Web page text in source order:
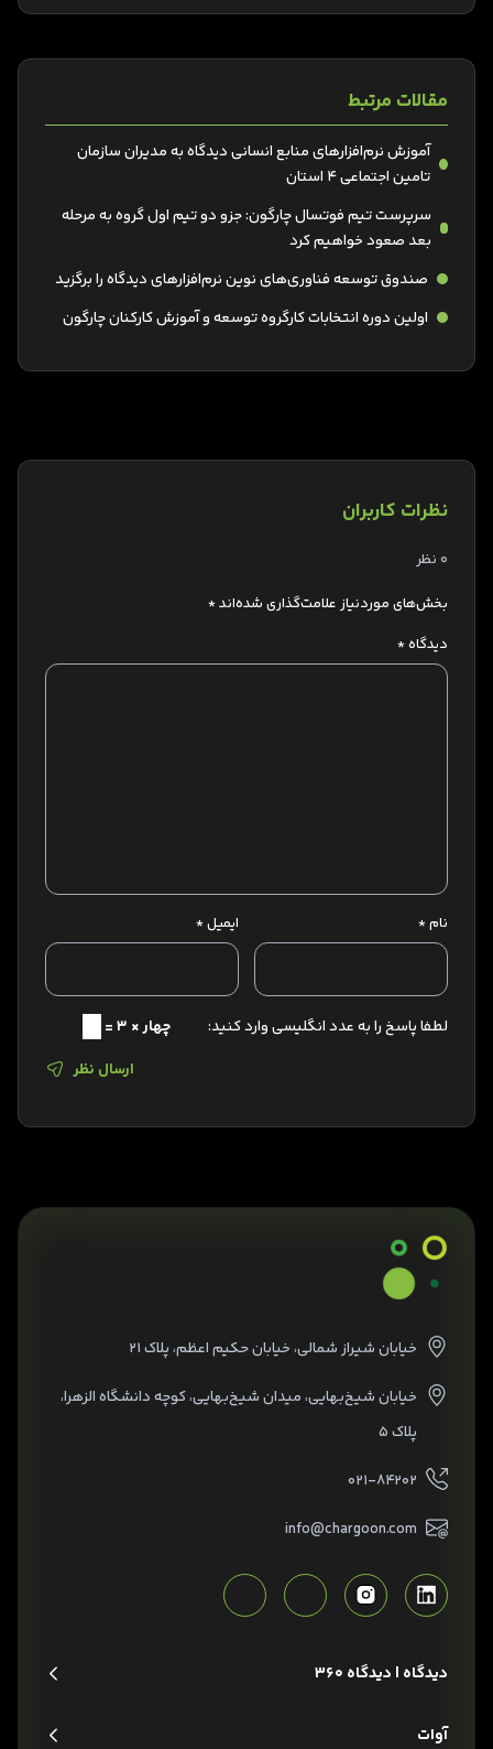
مقالات مرتبط
آموزش نرم‌افزارهای منابع انسانی دیدگاه به مدیران سازمان
تامین اجتماعی 4 استان
سرپرست تیم فوتسال چارگون: جزو دو تیم اول گروه به مرحله
بعد صعود خواهیم کرد
صندوق توسعه فناوری‌های نوین نرم‌افزارهای دیدگاه را برگزید
اولین دوره انتخابات کارگروه توسعه و آموزش کارکنان چارگون
نظرات کاربران
0 نظر
بخش‌های موردنیاز علامت‌گذاری شده‌اند*
دیدگاه*
نام* ایمیل*
لطفا پاسخ را به عدد انگلیسی وارد کنید:
چهار × 3 =
ارسال نظر
خیابان شیراز شمالی، خیابان حکیم اعظم، پلاک ۲۱
خیابان شیخ‌بهایی، میدان شیخ‌بهایی، کوچه دانشگاه الزهرا،
پلاک ۵
۰۲۱-۸۴۲۰۲
info@chargoon.com
دیدگاه | دیدگاه 360
آوات